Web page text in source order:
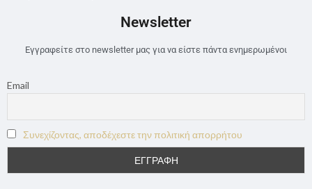
Newsletter
Εγγραφείτε στο newsletter μας για να είστε πάντα ενημερωμένοι
Email
Συνεχίζοντας, αποδέχεστε την πολιτική απορρήτου